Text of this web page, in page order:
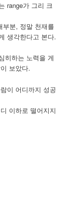
range가 그리 크
부분, 정말 천재를
생각한다고 본다.
히하는 노력을 게
보았다.
이 어디까지 성공
이하로 떨어지지